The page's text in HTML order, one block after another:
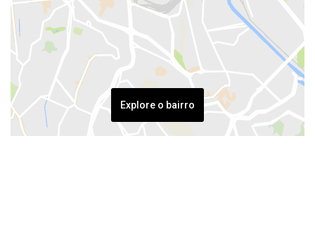
Explore o bairro